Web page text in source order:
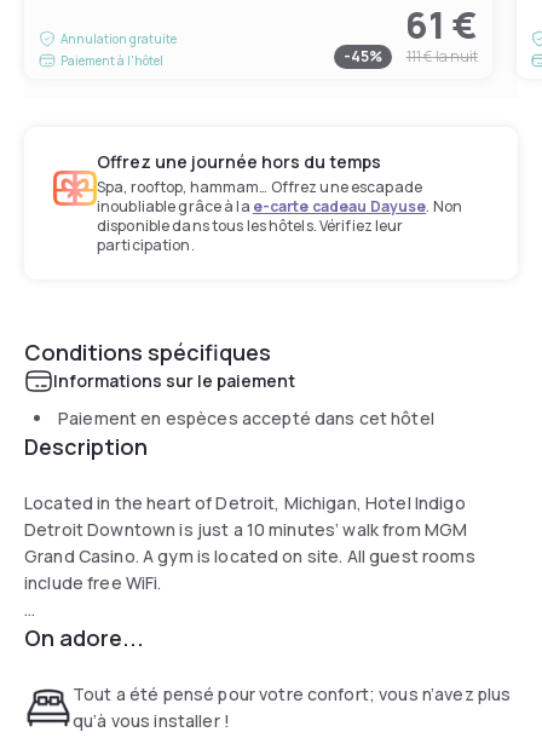
Annulation gratuite
Paiement à l'hôtel
61 €
-45% 111 €la nuit
Offrez une journée hors du temps
Spa, rooftop, hammam… Offrez une escapade
inoubliable grâce à la e-carte cadeau Dayuse. Non
disponible dans tous les hôtels. Vérifiez leur
participation.
Conditions spécifiques
Informations sur le paiement
Paiement en espèces accepté dans cet hôtel
Description
Located in the heart of Detroit, Michigan, Hotel Indigo
Detroit Downtown is just a 10 minutes’ walk from MGM
Grand Casino. A gym is located on site. All guest rooms
include free WiFi.
Each bright room at Hotel Indigo Detroit Downtown includes
en suite rooms. A fridge is included.
On adore...
Tout a été pensé pour votre confort; vous n’avez plus
qu’à vous installer !